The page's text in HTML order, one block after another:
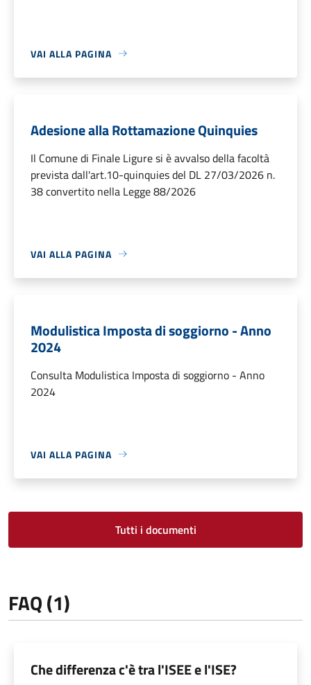
VAI ALLA PAGINA
Adesione alla Rottamazione Quinquies
Il Comune di Finale Ligure si è avvalso della facoltà
prevista dall'art.10-quinquies del DL 27/03/2026 n.
38 convertito nella Legge 88/2026
VAI ALLA PAGINA
Modulistica Imposta di soggiorno - Anno
2024
Consulta Modulistica Imposta di soggiorno - Anno
2024
VAI ALLA PAGINA
Tutti i documenti
FAQ (1)
Che differenza c'è tra l'ISEE e l'ISE?